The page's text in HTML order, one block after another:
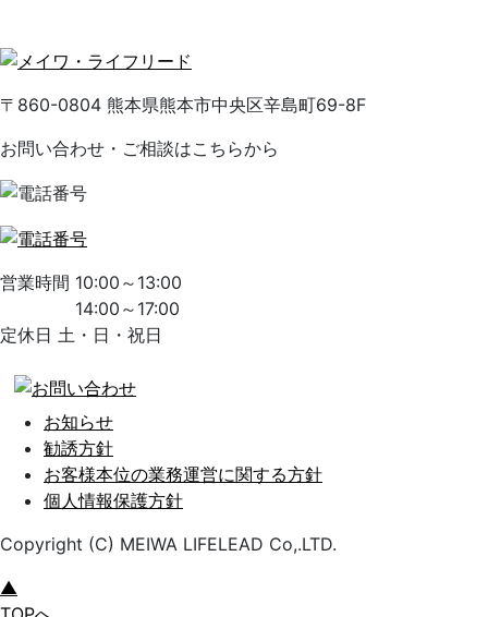
〒860-0804 熊本県熊本市中央区辛島町69-8F
お問い合わせ・ご相談はこちらから
営業時間 10:00～13:00
14:00～17:00
定休日 土・日・祝日
お知らせ
勧誘方針
お客様本位の業務運営に関する方針
個人情報保護方針
Copyright (C) MEIWA LIFELEAD Co,.LTD.
▲